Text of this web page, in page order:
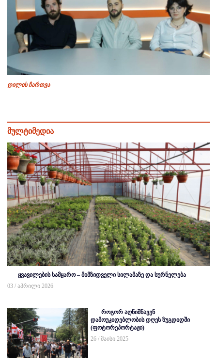
დილის ჩართვა
მულტიმედია
ყვავილების სამყარო – მიმზიდველი სილამაზე და სურნელება
03 / აპრილი 2026
როგორ აღნიშნავენ
დამოუკიდებლობის დღეს ზუგდიდში
(ფოტორეპორტაჟი)
26 / მაისი 2025